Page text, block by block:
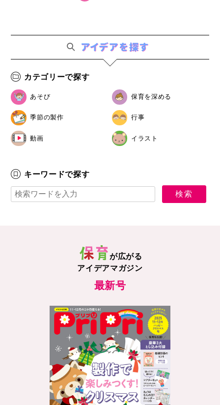
カテゴリーで探す
あそび 保育を深める
季節の製作 行事
動画 イラスト
キーワードで探す
が広がる
アイデアマガジン
最新号